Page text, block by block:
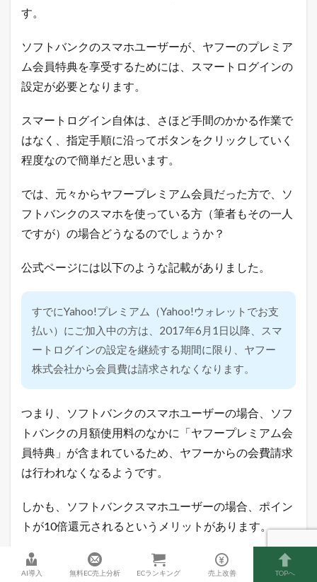
す。
ソフトバンクのスマホユーザーが、ヤフーのプレミア
ム会員特典を享受するためには、スマートログインの
設定が必要となります。
スマートログイン自体は、さほど手間のかかる作業で
はなく、指定手順に沿ってボタンをクリックしていく
程度なので簡単だと思います。
では、元々からヤフープレミアム会員だった方で、ソ
フトバンクのスマホを使っている方（筆者もその一人
ですが）の場合どうなるのでしょうか？
公式ページには以下のような記載がありました。
すでにYahoo!プレミアム（Yahoo!ウォレットでお支
払い）にご加入中の方は、2017年6月1日以降、スマ
ートログインの設定を継続する期間に限り、ヤフー
株式会社から会員費は請求されなくなります。
つまり、ソフトバンクのスマホユーザーの場合、ソフ
トバンクの月額使用料のなかに「ヤフープレミアム会
員特典」が含まれているため、ヤフーからの会費請求
は行われなくなるようです。
しかも、ソフトバンクスマホユーザーの場合、ポイン
トが10倍還元されるというメリットがあります。
ソフトバンクスマホユーザーなら、常時ヤフーショッ
AI導入 無料EC売上分析 ECランキング 売上改善 TOPへ